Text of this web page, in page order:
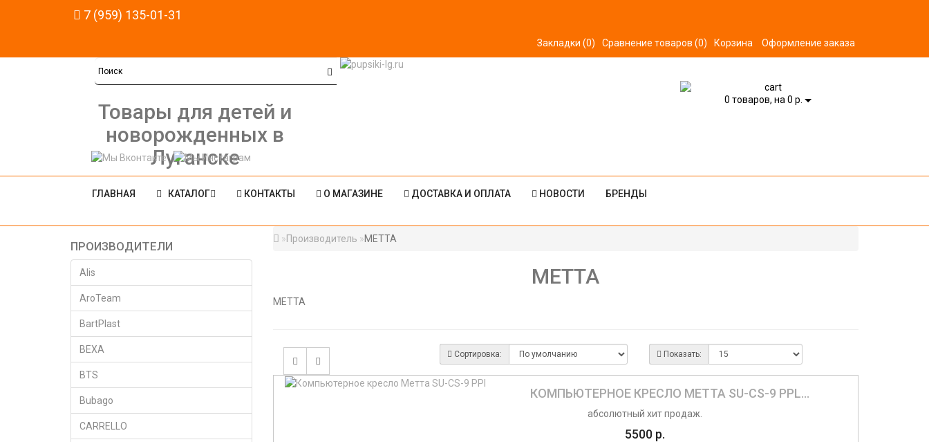
7 (959) 135-01-31
Закладки (0) Сравнение товаров (0) Корзина Оформление заказа
Товары для детей и
новорожденных в
Луганске
0 товаров, на 0 р.
ГЛАВНАЯ КАТАЛОГ КОНТАКТЫ О МАГАЗИНЕ ДОСТАВКА И ОПЛАТА НОВОСТИ БРЕНДЫ
ПРОИЗВОДИТЕЛИ
Alis
AroTeam
BartPlast
BEXA
BTS
Bubago
CARRELLO
Производитель МЕТТА
МЕТТА
МЕТТА
Сортировка: Показать:
КОМПЬЮТЕРНОЕ КРЕСЛО МЕТТА SU-CS-9 PPL...
абсолютный хит продаж.
5500 р.